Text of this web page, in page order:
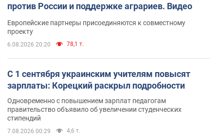
против России и поддержке аграриев. Видео
Европейские партнеры присоединяются к совместному
проекту
6.08.2026 20:20 78,1 т.
С 1 сентября украинским учителям повысят
зарплаты: Корецкий раскрыл подробности
Одновременно с повышением зарплат педагогам
правительство объявило об увеличении студенческих
стипендий
7.08.2026 00:29 4,6 т.